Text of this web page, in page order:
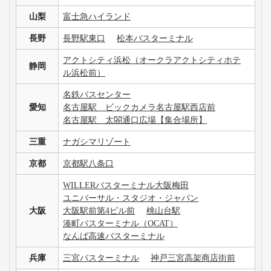
山梨 富士急ハイランド
長野 長野駅東口 松本バスターミナル
静岡
アクトシティ浜松（オークラアクトシティホテ
ル浜松前）
愛知
名鉄バスセンター
名古屋駅 ビックカメラ名古屋駅西店前
名古屋駅 太閤通口広場【集合場所】
三重 ナガシマリゾート
京都 京都駅八条口
大阪
WILLERバスターミナル大阪梅田
ユニバーサル・スタジオ・ジャパン
大阪駅前第4ビル前
桃山台駅
湊町バスターミナル（OCAT）
なんば高速バスターミナル
兵庫 三宮バスターミナル 神戸三宮高架商店街前